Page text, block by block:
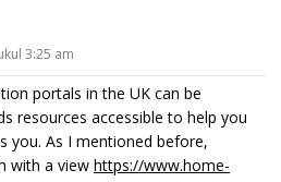
3:25 am
portals in the UK can be
resources accessible to help you
you. As I mentioned before,
with a view https://www.home-